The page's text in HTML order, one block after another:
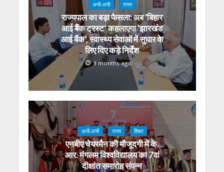
अभी-अभी राज्य
राज्यपाल का बड़ा फैसला: अब ‘बिहार
आई बैंक ट्रस्ट’ कहलाएगा ‘झारखंड
आई बैंक’, स्वास्थ्य सेवाओं में सुधार के
लिए दिए कड़े निर्देश
3 months ago
अभी-अभी राज्य शिक्षा
एनबीए चेयरमैन की मौजूदगी में के.
आर. मंगलम विश्वविद्यालय का 7वां
दीक्षांत समारोह संपन्न